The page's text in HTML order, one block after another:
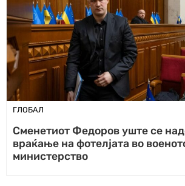
ГЛОБАЛ
Сменетиот Федоров уште се
враќање на фотелјата во
министерство